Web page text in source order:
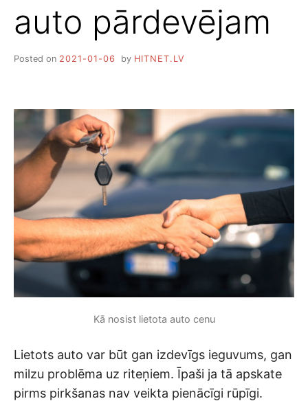
auto pārdevējam
Posted on 2021-01-06 by HITNET.LV
Kā nosist lietota auto cenu
Lietots auto var būt gan izdevīgs ieguvums, gan
milzu problēma uz riteņiem. Īpaši ja tā apskate
pirms pirkšanas nav veikta pienācīgi rūpīgi.